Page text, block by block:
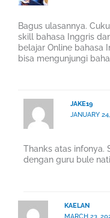
Bagus ulasannya.
skill bahasa Inggris
belajar Online bahasa
bisa mengunjungi
JAKE19
JANUARY
Thanks atas infonya.
dengan guru bule
KAELAN
MARCH 23,